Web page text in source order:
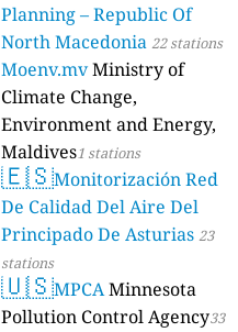
Planning – Republic Of
North Macedonia 22 stations
Moenv.mvMinistry of
Climate Change,
Environment and Energy,
Maldives1 stations
🇪🇸Monitorización Red
De Calidad Del Aire Del
Principado De Asturias 23
stations
🇺🇸MPCAMinnesota
Pollution Control Agency33